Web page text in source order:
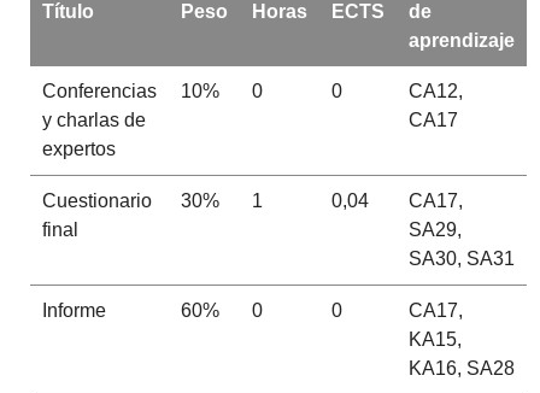
Título Peso Horas ECTS
de
aprendizaje
Conferencias
y charlas de
expertos
10% 0 0
CA12,
CA17
Cuestionario
final
30% 1 0,04
CA17,
SA29,
SA30, SA31
Informe 60% 0 0
CA17,
KA15,
KA16, SA28